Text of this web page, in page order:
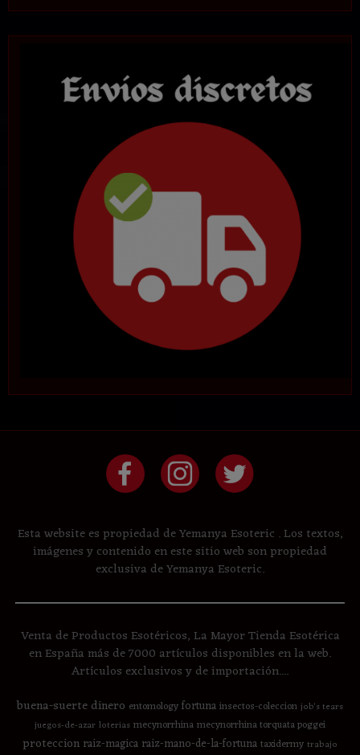
Esta website es propiedad de Yemanya Esoteric . Los textos,
imágenes y contenido en este sitio web son propiedad
exclusiva de Yemanya Esoteric.
Venta de Productos Esotéricos, La Mayor Tienda Esotérica
en España más de 7000 artículos disponibles en la web.
Artículos exclusivos y de importación....
buena-suertedinero entomologyfortunainsectos-coleccion job's tears
juegos-de-azar loterias mecynorrhinamecynorrhina torquata poggei
proteccion raiz-magica raiz-mano-de-la-fortunataxidermy trabajo